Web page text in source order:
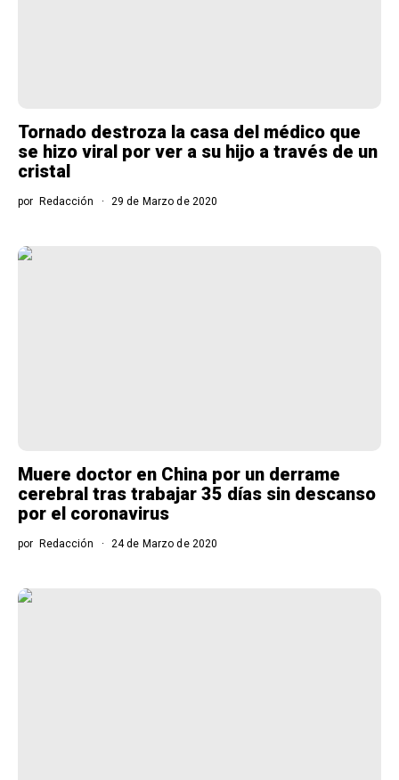
Tornado destroza la casa del médico que
se hizo viral por ver a su hijo a través de un
cristal
por Redacción 29 de Marzo de 2020
Muere doctor en China por un derrame
cerebral tras trabajar 35 días sin descanso
por el coronavirus
por Redacción 24 de Marzo de 2020